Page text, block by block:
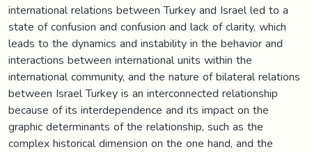
international relations between Turkey and Israel led to a
state of confusion and confusion and lack of clarity, which
leads to the dynamics and instability in the behavior and
interactions between international units within the
international community, and the nature of bilateral relations
between Israel Turkey is an interconnected relationship
because of its interdependence and its impact on the
graphic determinants of the relationship, such as the
complex historical dimension on the one hand, and the